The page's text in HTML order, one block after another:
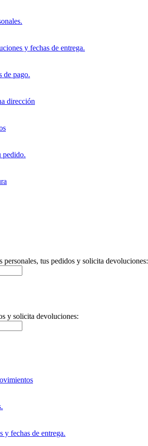
y fechas de entrega.
de pago.
dirección
pedido.
personales, tus pedidos y solicita devoluciones:
y solicita devoluciones:
y fechas de entrega.